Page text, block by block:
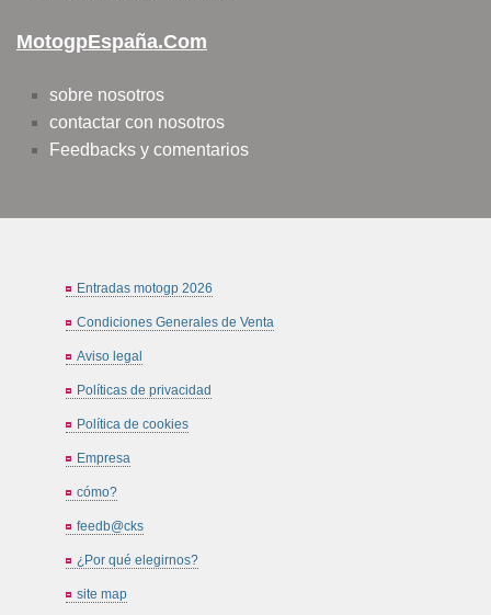
MotogpEspaña.com
sobre nosotros
contactar con nosotros
Feedbacks y comentarios
Entradas motogp 2026
Condiciones Generales de Venta
Aviso legal
Políticas de privacidad
Política de cookies
Empresa
cómo?
feedb@cks
¿Por qué elegirnos?
site map